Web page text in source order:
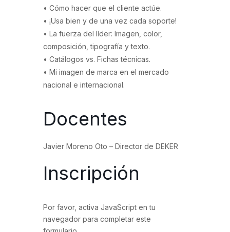
• Cómo hacer que el cliente actúe.
• ¡Usa bien y de una vez cada soporte!
• La fuerza del líder: Imagen, color,
composición, tipografía y texto.
• Catálogos vs. Fichas técnicas.
• Mi imagen de marca en el mercado
nacional e internacional.
Docentes
Javier Moreno Oto – Director de DEKER
Inscripción
Por favor, activa JavaScript en tu
navegador para completar este